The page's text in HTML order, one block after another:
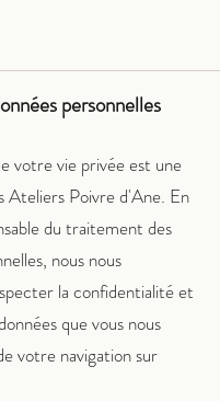
personnelles
votre vie privée est une
Ateliers Poivre d'Ane. En
du traitement des
nous nous
la confidentialité et
que vous nous
votre navigation sur